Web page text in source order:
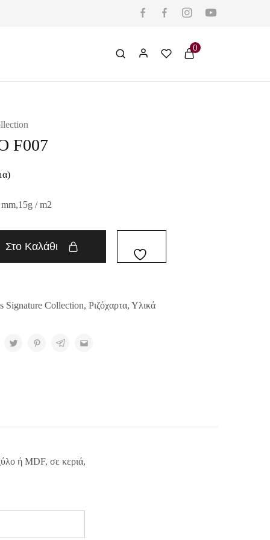
0
F007
/ m2
Στο Καλάθι
Signature Collection, Ριζόχαρτα, Υλικά
ή MDF, σε κεριά,